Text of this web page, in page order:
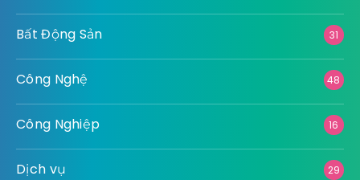
Bất Động Sản 31
Công Nghệ 48
Công Nghiệp 16
Dịch vụ 29